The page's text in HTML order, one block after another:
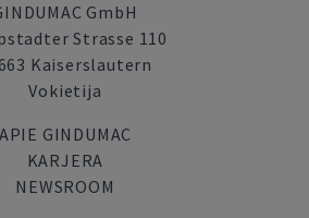
GmbH
Strasse 110
Kaiserslautern
Vokietija
APIE GINDUMAC
KARJERA
NEWSROOM